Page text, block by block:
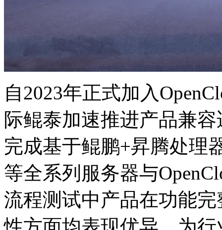
自2023年正式加入
际鲲泰加速推进产品兼容
完成基于鲲鹏+昇腾处
等全系列服务器与
流程测试中产品在功能完